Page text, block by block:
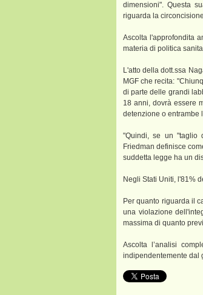
dimensioni". Questa
riguarda la
Ascolta l'approfondita
materia di politica
L'atto della dott.ssa
MGF che recita:
di parte delle grandi
18 anni, dovrà essere
detenzione o entrambe
"Quindi, se un "taglio
Friedman definisce
suddetta legge ha un
Negli Stati Uniti, l'81%
Per quanto riguarda il
una violazione
massima di quanto
Ascolta l’analisi
indipendentemente dal